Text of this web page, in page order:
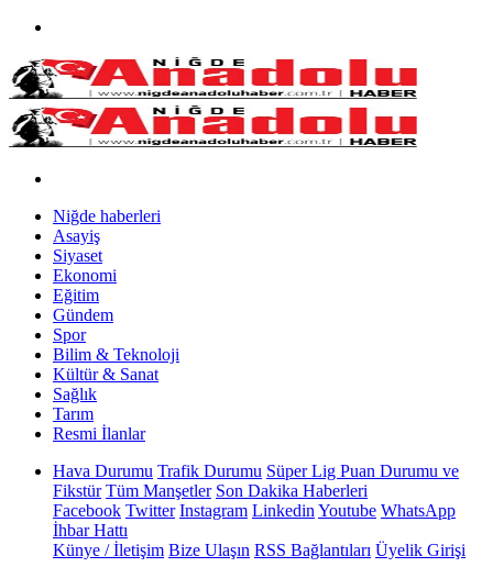
Niğde haberleri
Asayiş
Siyaset
Ekonomi
Eğitim
Gündem
Spor
Bilim & Teknoloji
Kültür & Sanat
Sağlık
Tarım
Resmi İlanlar
Hava Durumu Trafik Durumu Süper Lig Puan Durumu ve
Fikstür Tüm Manşetler Son Dakika Haberleri
Facebook Twitter Instagram Linkedin Youtube WhatsApp
İhbar Hattı
Künye / İletişim Bize Ulaşın RSS Bağlantıları Üyelik Girişi